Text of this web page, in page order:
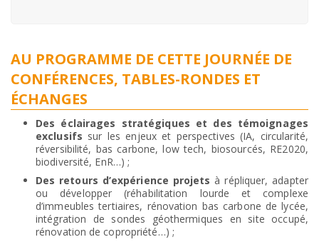
AU PROGRAMME DE CETTE JOURNÉE DE
CONFÉRENCES, TABLES-RONDES ET
ÉCHANGES
Des éclairages stratégiques et des témoignages
exclusifs sur les enjeux et perspectives (IA, circularité,
réversibilité, bas carbone, low tech, biosourcés, RE2020,
biodiversité, EnR…) ;
Des retours d’expérience projets à répliquer, adapter
ou développer (réhabilitation lourde et complexe
d’immeubles tertiaires, rénovation bas carbone de lycée,
intégration de sondes géothermiques en site occupé,
rénovation de copropriété…) ;